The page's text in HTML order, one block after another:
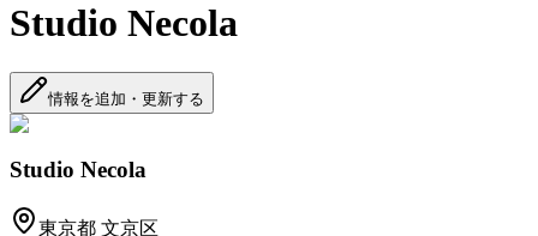
Studio Necola
情報を追加・更新する
Studio Necola
東京都 文京区